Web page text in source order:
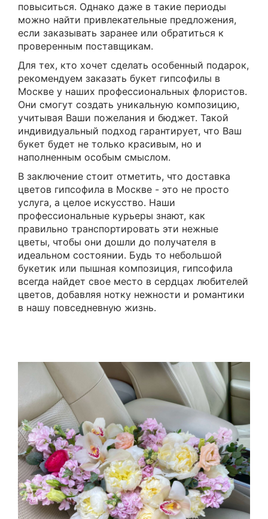
повыситься. Однако даже в такие периоды
можно найти привлекательные предложения,
если заказывать заранее или обратиться к
проверенным поставщикам.
Для тех, кто хочет сделать особенный подарок,
рекомендуем заказать букет гипсофилы в
Москве у наших профессиональных флористов.
Они смогут создать уникальную композицию,
учитывая Ваши пожелания и бюджет. Такой
индивидуальный подход гарантирует, что Ваш
букет будет не только красивым, но и
наполненным особым смыслом.
В заключение стоит отметить, что доставка
цветов гипсофила в Москве - это не просто
услуга, а целое искусство. Наши
профессиональные курьеры знают, как
правильно транспортировать эти нежные
цветы, чтобы они дошли до получателя в
идеальном состоянии. Будь то небольшой
букетик или пышная композиция, гипсофила
всегда найдет свое место в сердцах любителей
цветов, добавляя нотку нежности и романтики
в нашу повседневную жизнь.